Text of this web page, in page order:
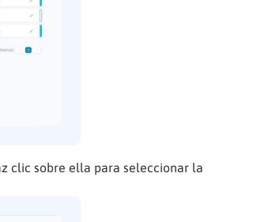
clic sobre ella para seleccionar la